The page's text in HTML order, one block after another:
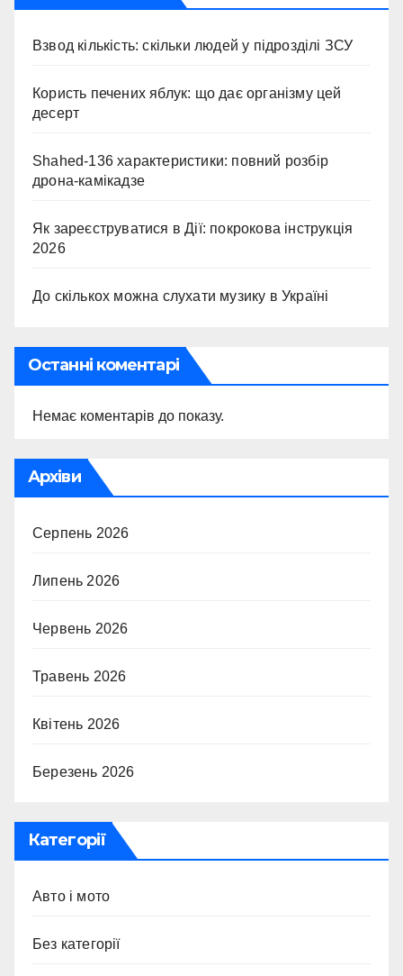
Взвод кількість: скільки людей у підрозділі ЗСУ
Користь печених яблук: що дає організму цей
десерт
Shahed-136 характеристики: повний розбір
дрона-камікадзе
Як зареєструватися в Дії: покрокова інструкція
2026
До скількох можна слухати музику в Україні
Останні коментарі
Немає коментарів до показу.
Архіви
Серпень 2026
Липень 2026
Червень 2026
Травень 2026
Квітень 2026
Березень 2026
Категорії
Авто і мото
Без категорії